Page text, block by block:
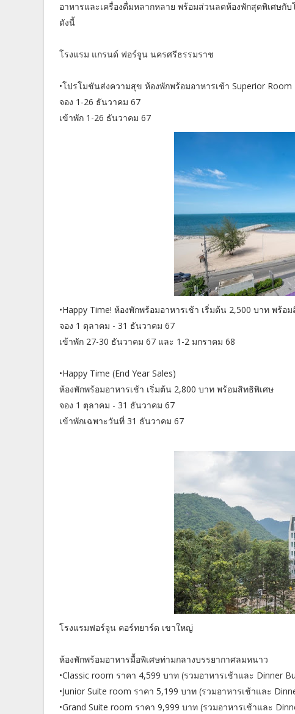
อาหารและเครื่องดื่มหลากหลาย พร้อมส่วนลดห้องพักสุดพิเศษ
ดังนี้
โรงแรม แกรนด์ ฟอร์จูน นครศรีธรรมราช
•โปรโมชันส่งความสุข ห้องพักพร้อมอาหารเช้า Superior
จอง 1-26 ธันวาคม 67
เข้าพัก 1-26 ธันวาคม 67
•Happy Time! ห้องพักพร้อมอาหารเช้า เริ่มต้น 2,500 บาท พร้อ
จอง 1 ตุลาคม - 31 ธันวาคม 67
เข้าพัก 27-30 ธันวาคม 67 และ 1-2 มกราคม 68
•Happy Time (End Year Sales)
ห้องพักพร้อมอาหารเช้า เริ่มต้น 2,800 บาท พร้อมสิทธิพิเศษ
จอง 1 ตุลาคม - 31 ธันวาคม 67
เข้าพักเฉพาะวันที่ 31 ธันวาคม 67
โรงแรมฟอร์จูน คอร์ทยาร์ด เขาใหญ่
ห้องพักพร้อมอาหารมื้อพิเศษท่ามกลางบรรยากาศลมหนาว
•Classic room ราคา 4,599 บาท (รวมอาหารเช้าและ Dinner
•Junior Suite room ราคา 5,199 บาท (รวมอาหารเช้าและ
•Grand Suite room ราคา 9,999 บาท (รวมอาหารเช้าและ